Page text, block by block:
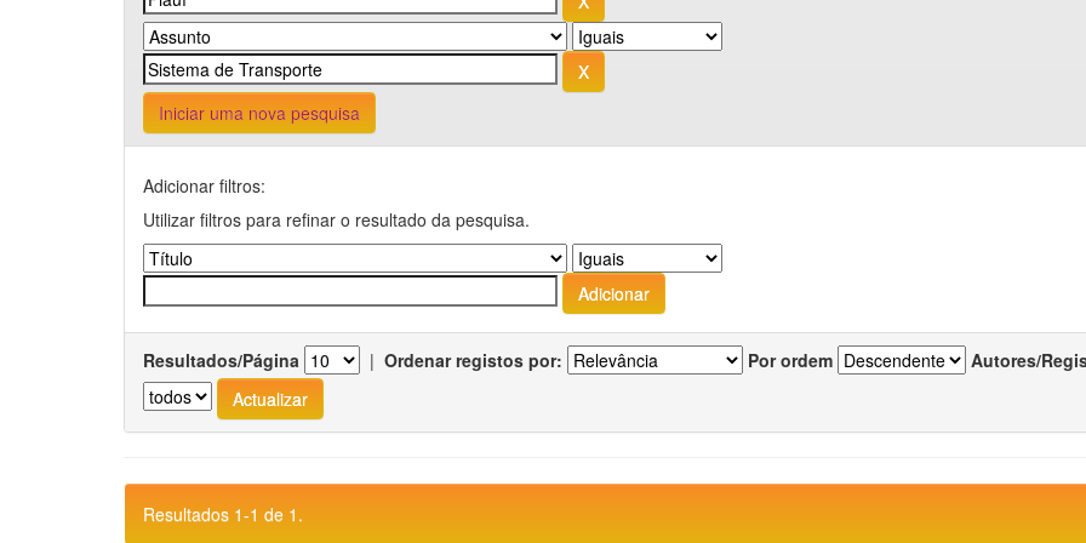
Iniciar uma nova pesquisa
Adicionar filtros:
Utilizar filtros para refinar o resultado da pesquisa.
Resultados/Página | Ordenar registos por: Por ordem Autores/
Resultados 1-1 de 1.